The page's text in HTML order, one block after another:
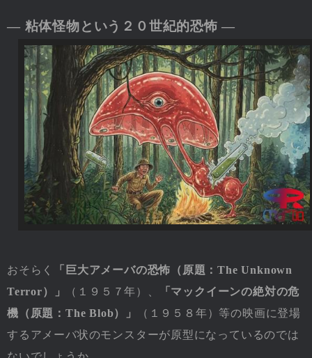
― 粘体怪物という２０世紀的恐怖 ―
おそらく
「巨大アメーバの恐怖（原題：The Unknown
Terror）」
（１９５７年）、
「マックイーンの絶対の危
機（原題：The Blob）」
（１９５８年）等の映画に登場
するアメーバ状のモンスターが原型になっているのでは